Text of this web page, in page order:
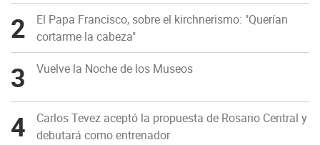
2
El Papa Francisco, sobre el kirchnerismo: "Querían
cortarme la cabeza"
3 Vuelve la Noche de los Museos
4
Carlos Tevez aceptó la propuesta de Rosario Central y
debutará como entrenador